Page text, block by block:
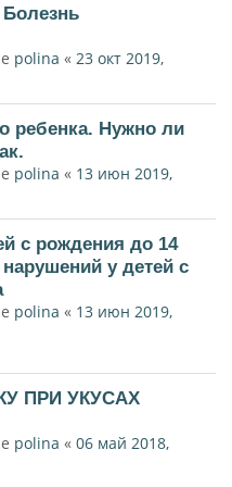
polina « 23 окт 2019,
ребенка. Нужно ли
polina « 13 июн 2019,
с рождения до 14
у детей с
polina « 13 июн 2019,
ПРИ УКУСАХ
polina « 06 май 2018,